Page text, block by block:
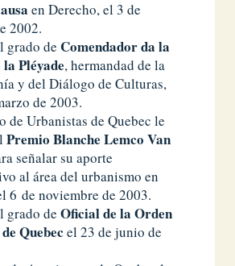
en Derecho, el 3 de
2002.
grado de Comendador da la
Pléyade, hermandad de la
y del Diálogo de Culturas,
de 2003.
de Urbanistas de Quebec le
Premio Blanche Lemco Van
señalar su aporte
al área del urbanismo en
6 de noviembre de 2003.
grado deOficial de la Orden
Quebec el 23 de junio de